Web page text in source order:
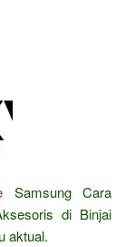
Samsung Cara
di Binjai
aktual.